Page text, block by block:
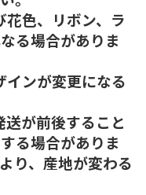
色、リボン、ラ
る場合がありま
インが変更になる
が前後すること
る場合がありま
り、産地が変わる